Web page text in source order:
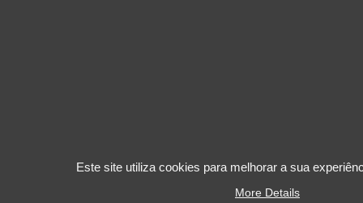
Este site utiliza cookies para melhorar a sua
More Details